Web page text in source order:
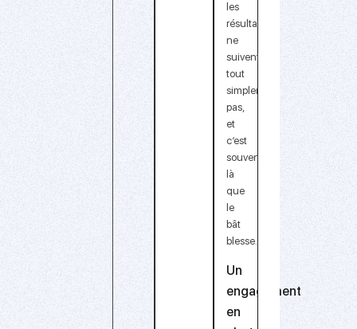
les
résultats
ne
suivent
tout
simplement
pas,
et
c’est
souvent
là
que
le
bât
blesse.
Un
engagement
en